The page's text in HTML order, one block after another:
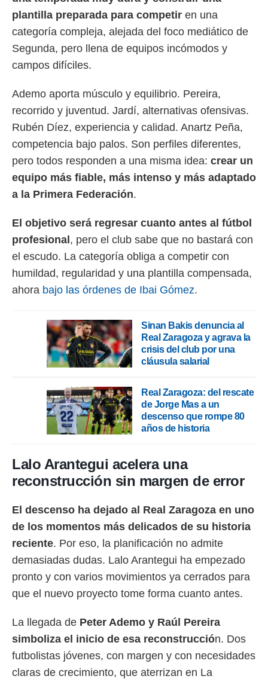
plantilla preparada para competir en una
categoría compleja, alejada del foco mediático de
Segunda, pero llena de equipos incómodos y
campos difíciles.
Ademo aporta músculo y equilibrio. Pereira,
recorrido y juventud. Jardí, alternativas ofensivas.
Rubén Díez, experiencia y calidad. Anartz Peña,
competencia bajo palos. Son perfiles diferentes,
pero todos responden a una misma idea: crear un
equipo más fiable, más intenso y más adaptado
a la Primera Federación.
El objetivo será regresar cuanto antes al fútbol
profesional , pero el club sabe que no bastará con
el escudo. La categoría obliga a competir con
humildad, regularidad y una plantilla compensada,
ahora bajo las órdenes de Ibai Gómez.
Sinan Bakis denuncia al
Real Zaragoza y agrava la
crisis del club por una
cláusula salarial
Real Zaragoza: del rescate
de Jorge Mas a un
descenso que rompe 80
años de historia
Lalo Arantegui acelera una
reconstrucción sin margen de error
El descenso ha dejado al Real Zaragoza en uno
de los momentos más delicados de su historia
reciente. Por eso, la planificación no admite
demasiadas dudas. Lalo Arantegui ha empezado
pronto y con varios movimientos ya cerrados para
que el nuevo proyecto tome forma cuanto antes.
La llegada de Peter Ademo y Raúl Pereira
simboliza el inicio de esa reconstrucción. Dos
futbolistas jóvenes, con margen y con necesidades
claras de crecimiento, que aterrizan en La